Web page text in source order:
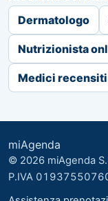
Dermatologo
Nutrizionista
Medici recensiti
miAgenda
© 2026 miAgenda
P.IVA